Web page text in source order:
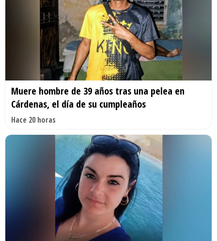
Muere hombre de 39 años tras una pelea en
Cárdenas, el día de su cumpleaños
Hace 20 horas